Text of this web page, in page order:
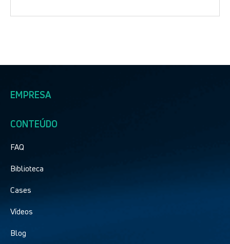
EMPRESA
CONTEÚDO
FAQ
Biblioteca
Cases
Vídeos
Blog